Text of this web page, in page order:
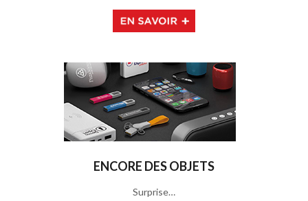
ENCORE DES OBJETS
Surprise…